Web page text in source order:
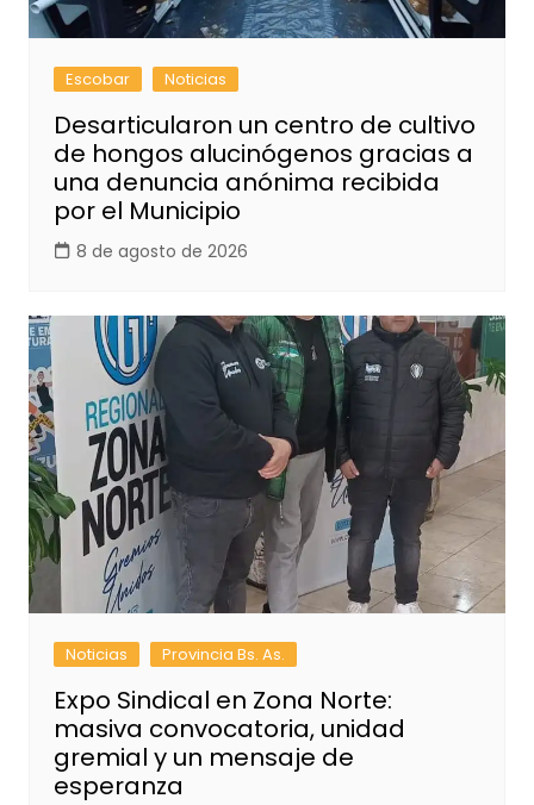
Escobar Noticias
Desarticularon un centro de cultivo
de hongos alucinógenos gracias a
una denuncia anónima recibida
por el Municipio
8 de agosto de 2026
Noticias Provincia Bs. As.
Expo Sindical en Zona Norte:
masiva convocatoria, unidad
gremial y un mensaje de
esperanza